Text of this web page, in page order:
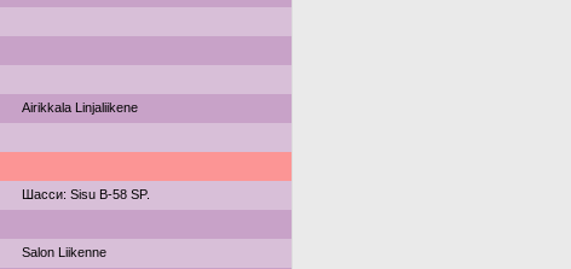
Airikkala Linjaliikene
Шасси: Sisu B-58 SP.
Salon Liikenne